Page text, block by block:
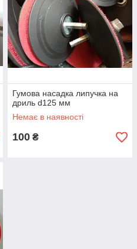
Гумова насадка липучка на
дриль d125 мм
Немає в наявності
100 ₴